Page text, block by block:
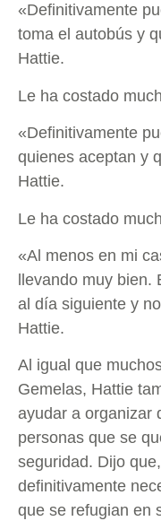
«Definitivamente
toma el autobús y
Hattie.
Le ha costado
«Definitivamente
quienes aceptan y
Hattie.
Le ha costado
«Al menos en mi
llevando muy bien.
al día siguiente y
Hattie.
Al igual que
Gemelas, Hattie
ayudar a organizar
personas que se
seguridad. Dijo
definitivamente
que se refugian en